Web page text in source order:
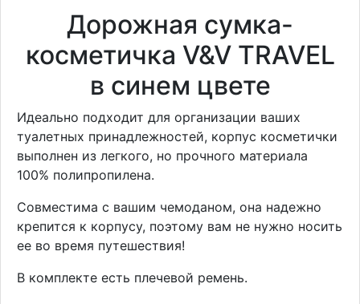
Дорожная сумка-
косметичка V&V TRAVEL
в синем цвете
Идеально подходит для организации ваших
туалетных принадлежностей, корпус косметички
выполнен из легкого, но прочного материала
100% полипропилена.
Совместима с вашим чемоданом, она надежно
крепится к корпусу, поэтому вам не нужно носить
ее во время путешествия!
В комплекте есть плечевой ремень.